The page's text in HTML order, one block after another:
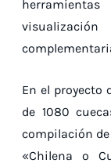
En el proyecto
de 1080
compilación
«Chilena o